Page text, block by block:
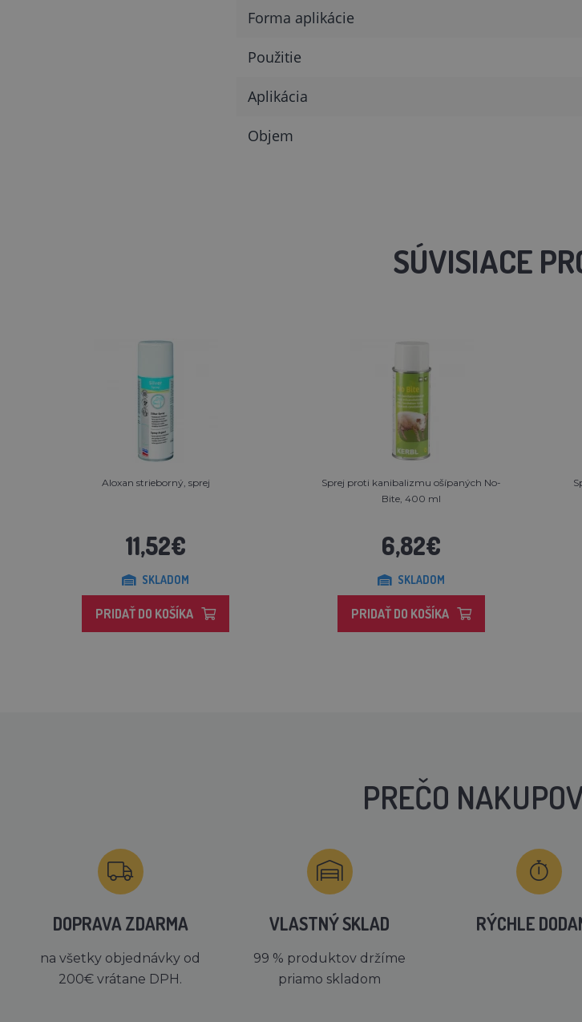
Forma aplikácie
Použitie
Aplikácia
Objem
SÚVISIACE
Aloxan strieborný, sprej
11,52€
SKLADOM
PRIDAŤ DO KOŠÍKA
Sprej proti kanibalizmu ošípaných No-
Bite, 400 ml
6,82€
SKLADOM
PRIDAŤ DO KOŠÍKA
PREČO
DOPRAVA ZDARMA
na všetky objednávky od
200€ vrátane DPH.
VLASTNÝ SKLAD
99 % produktov držíme
priamo skladom
RÝCHLE